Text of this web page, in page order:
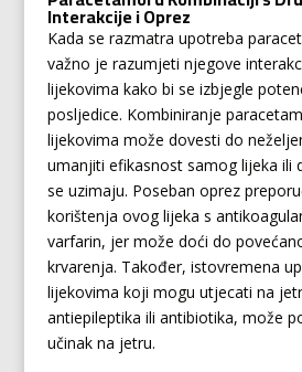
Interakcije i Oprez
Kada se razmatra upotreba
važno je razumjeti njegove
lijekovima kako bi se izbjegle
posljedice. Kombiniranje
lijekovima može dovesti do
umanjiti efikasnost samog lijeka ili
se uzimaju. Poseban oprez
korištenja ovog lijeka s
varfarin, jer može doći do
krvarenja. Također, istovremena
lijekovima koji mogu utjecati na
antiepileptika ili antibiotika, može
učinak na jetru.